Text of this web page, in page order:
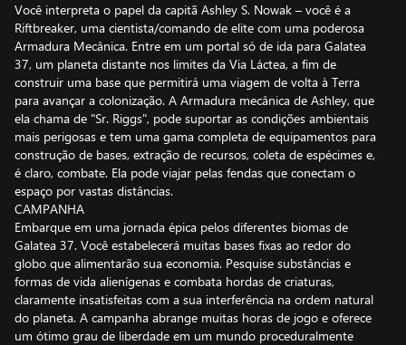
Você interpreta o papel da capitã Ashley S. Nowak – você é a
Riftbreaker, uma cientista/comando de elite com uma poderosa
Armadura Mecânica. Entre em um portal só de ida para Galatea
37, um planeta distante nos limites da Via Láctea, a fim de
construir uma base que permitirá uma viagem de volta à Terra
para avançar a colonização. A Armadura mecânica de Ashley, que
ela chama de "Sr. Riggs", pode suportar as condições ambientais
mais perigosas e tem uma gama completa de equipamentos para
construção de bases, extração de recursos, coleta de espécimes e,
é claro, combate. Ela pode viajar pelas fendas que conectam o
espaço por vastas distâncias.
CAMPANHA
Embarque em uma jornada épica pelos diferentes biomas de
Galatea 37. Você estabelecerá muitas bases fixas ao redor do
globo que alimentarão sua economia. Pesquise substâncias e
formas de vida alienígenas e combata hordas de criaturas,
claramente insatisfeitas com a sua interferência na ordem natural
do planeta. A campanha abrange muitas horas de jogo e oferece
um ótimo grau de liberdade em um mundo proceduralmente